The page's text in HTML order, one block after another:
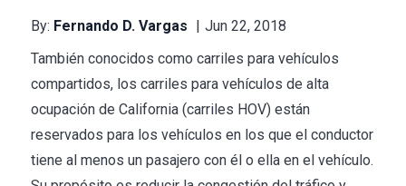
By: Fernando D. Vargas
Jun 22, 2018
También conocidos como carriles para vehículos
compartidos, los carriles para vehículos de alta
ocupación de California (carriles HOV) están
reservados para los vehículos en los que el conductor
tiene al menos un pasajero con él o ella en el vehículo.